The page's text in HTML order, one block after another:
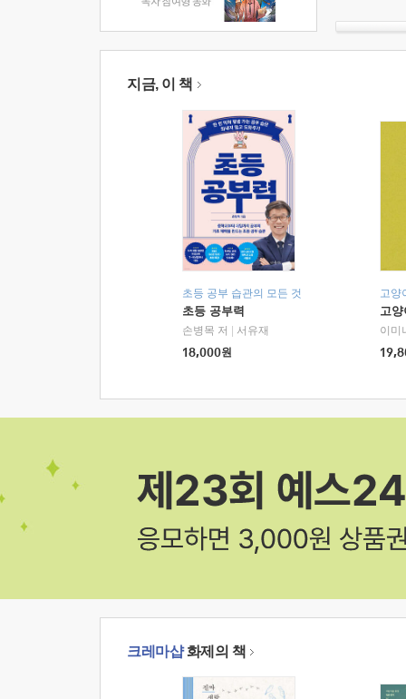
지금, 이 책
초등 공부 습관의 모든 것
초등 공부력
손병목 저
서유재
18,000원
고양
고
이미
크레마샵화제의 책